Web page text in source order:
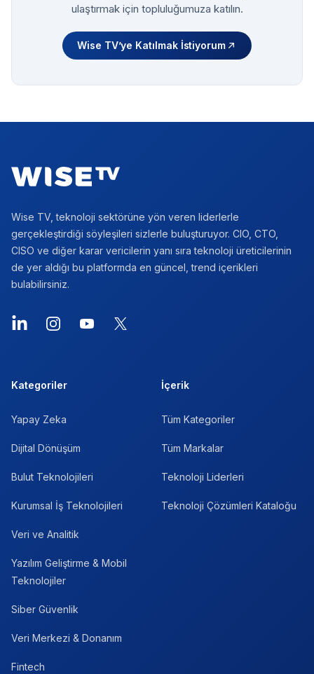
ulaştırmak için topluluğumuza katılın.
Wise TV’ye Katılmak İstiyorum
Wise TV, teknoloji sektörüne yön veren liderlerle
gerçekleştirdiği söyleşileri sizlerle buluşturuyor. CIO, CTO,
CISO ve diğer karar vericilerin yanı sıra teknoloji üreticilerinin
de yer aldığı bu platformda en güncel, trend içerikleri
bulabilirsiniz.
LinkedInInstagramYouTube
X
Kategoriler
Yapay Zeka
Dijital Dönüşüm
Bulut Teknolojileri
Kurumsal İş Teknolojileri
Veri ve Analitik
Yazılım Geliştirme & Mobil
Teknolojiler
Siber Güvenlik
Veri Merkezi & Donanım
Fintech
İçerik
Tüm Kategoriler
Tüm Markalar
Teknoloji Liderleri
Teknoloji Çözümleri Kataloğu